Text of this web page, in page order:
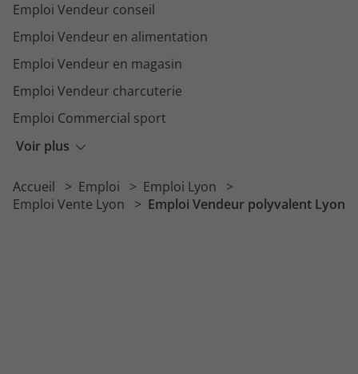
Voir plus
Emploi Vendeur conseil
Emploi Vendeur en alimentation
Emploi Vendeur en magasin
Emploi Vendeur charcuterie
Emploi Commercial sport
Emploi Conseillère vendeuse
Emploi Boucher vendeur
Accueil Emploi
Emploi Lyon
Emploi Vente Lyon
Emploi Vendeur polyvalent Lyon